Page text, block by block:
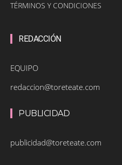
TÉRMINOS Y CONDICIONES
REDACCIÓN
EQUIPO
redaccion@toreteate.com
PUBLICIDAD
publicidad@toreteate.com